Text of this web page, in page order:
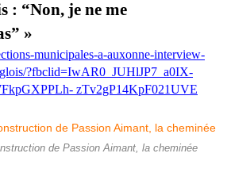
: “Non, je ne me
»
municipales-a-auxonne-interview-
?fbclid=IwAR0_JUHlJP7_a0IX-
zTv2gP14KpF021UVE
de Passion Aimant, la cheminée